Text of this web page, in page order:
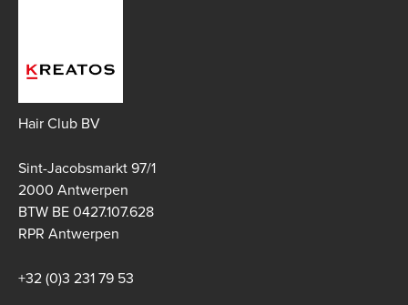
Hair Club BV
Sint-Jacobsmarkt 97/1
2000 Antwerpen
BTW BE 0427.107.628
RPR Antwerpen
+32 (0)3 231 79 53